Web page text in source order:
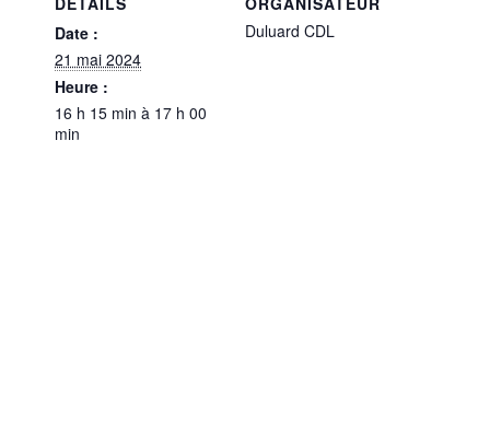
Date :
21 mai 2024
Heure :
16 h 15 min à 17 h 00
min
Duluard CDL